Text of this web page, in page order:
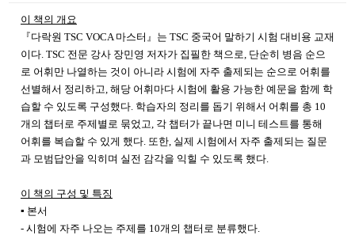
이 책의 개요
『다락원 TSC VOCA 마스터』는 TSC 중국어 말하기 시험 대비용 교재
이다. TSC 전문 강사 장민영 저자가 집필한 책으로, 단순히 병음 순으
로 어휘만 나열하는 것이 아니라 시험에 자주 출제되는 순으로 어휘를
선별해서 정리하고, 해당 어휘마다 시험에 활용 가능한 예문을 함께 학
습할 수 있도록 구성했다. 학습자의 정리를 돕기 위해서 어휘를 총 10
개의 챕터로 주제별로 묶었고, 각 챕터가 끝나면 미니 테스트를 통해
어휘를 복습할 수 있게 했다. 또한, 실제 시험에서 자주 출제되는 질문
과 모범답안을 익히며 실전 감각을 익힐 수 있도록 했다.
이 책의 구성 및 특징
▪ 본서
- 시험에 자주 나오는 주제를 10개의 챕터로 분류했다.